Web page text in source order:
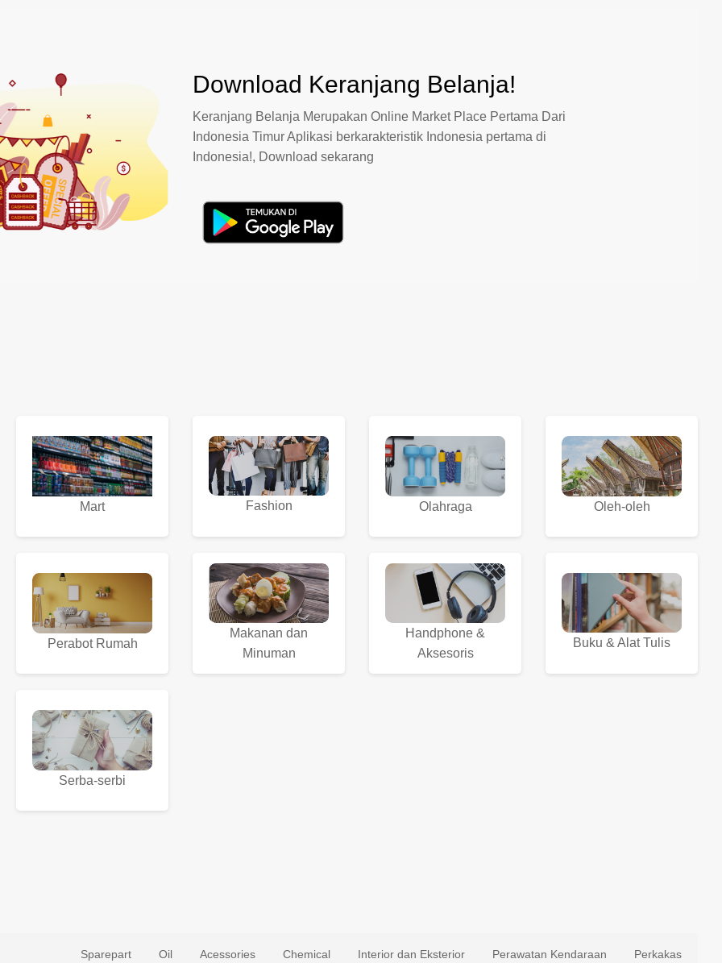
Download Keranjang Belanja!
Keranjang Belanja Merupakan Online Market Place Pertama Dari
Indonesia Timur Aplikasi berkarakteristik Indonesia pertama di
Indonesia!, Download sekarang
Mart Fashion Olahraga Oleh-oleh
Perabot Rumah
Makanan dan
Minuman
Handphone &
Aksesoris
Buku & Alat Tulis
Serba-serbi
Sparepart Oil Acessories Chemical Interior dan Eksterior Perawatan Kendaraan Perkakas